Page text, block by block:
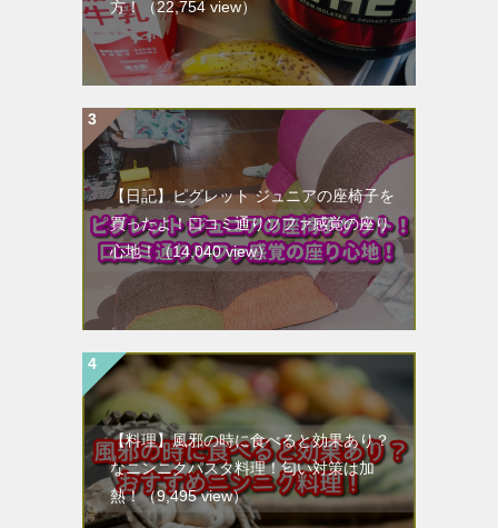
方！
（22,754 view）
【日記】ピグレット ジュニアの座椅子を
買ったよ！口コミ通りソファ感覚の座り
心地！（14,040 view）
【料理】風邪の時に食べると効果あり？
なニンニクパスタ料理！匂い対策は加
熱！（9,495 view）